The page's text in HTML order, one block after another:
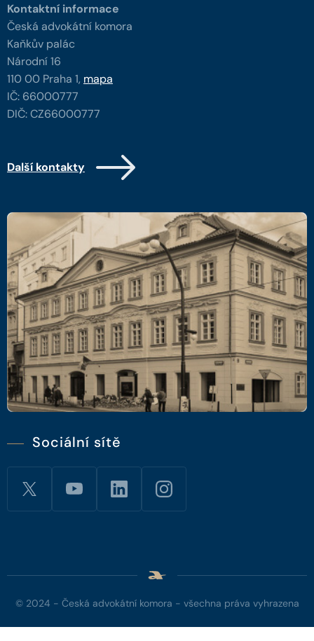
Kontaktní informace
Česká advokátní komora
Kaňkův palác
Národní 16
110 00 Praha 1, mapa
IČ: 66000777
DIČ: CZ66000777
Další kontakty
Sociální sítě
© 2024 - Česká advokátní komora - všechna práva vyhrazena